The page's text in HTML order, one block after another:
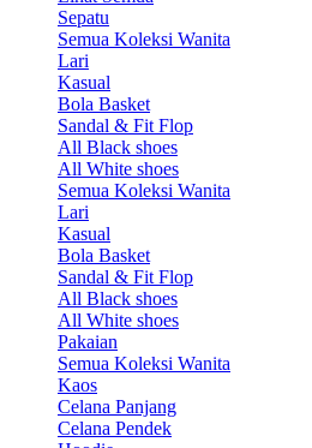
Sepatu
Semua Koleksi Wanita
Lari
Kasual
Bola Basket
Sandal & Fit Flop
All Black shoes
All White shoes
Semua Koleksi Wanita
Lari
Kasual
Bola Basket
Sandal & Fit Flop
All Black shoes
All White shoes
Pakaian
Semua Koleksi Wanita
Kaos
Celana Panjang
Celana Pendek